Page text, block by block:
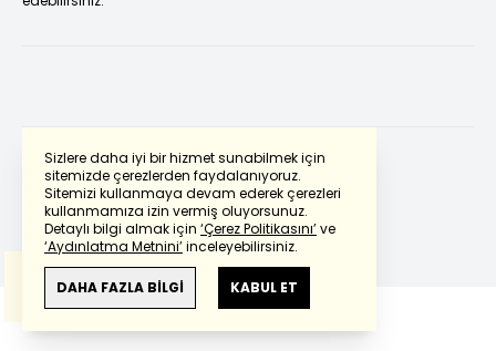
Sizlere daha iyi bir hizmet sunabilmek için
sitemizde çerezlerden faydalanıyoruz.
Sitemizi kullanmaya devam ederek çerezleri
kullanmamıza izin vermiş oluyorsunuz.
Detaylı bilgi almak için ‘Çerez Politikasını’ve
‘Aydınlatma Metnini’inceleyebilirsiniz.
DAHA FAZLA BİLGİ KABUL ET
Powered by Translate
Bu çevirideGoogle Transletekullanılmıştır.
Anlam ve çeviri hatalarından
haberturk.com
sorumlu değildir.